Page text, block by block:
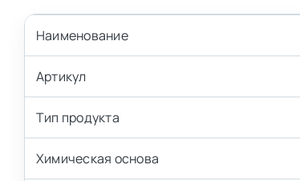
Наименование
Артикул
Тип продукта
Химическая основа